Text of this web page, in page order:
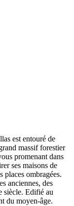
est entouré de
massif forestier
promenant dans
ses maisons de
places ombragées.
anciennes, des
siècle. Edifié au
du moyen-âge.